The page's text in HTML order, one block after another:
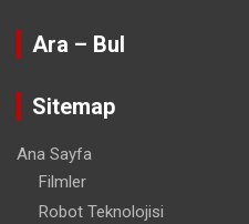
Ara – Bul
Sitemap
Ana Sayfa
Filmler
Robot Teknolojisi